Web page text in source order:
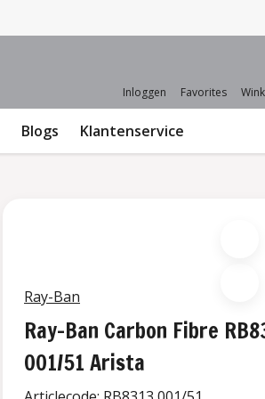
Inloggen Favorites
Blogs Klantenservice
Ray-Ban
Ray-Ban Carbon Fibre
001/51 Arista